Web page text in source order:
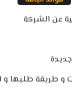
عن الشركة
و طريقة طلبها و